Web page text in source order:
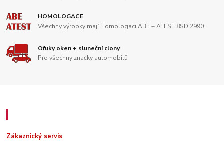
HOMOLOGACE
Všechny výrobky mají Homologaci ABE + ATEST 8SD 2990.
Ofuky oken + sluneční clony
Pro všechny značky automobilů
Zákaznický servis